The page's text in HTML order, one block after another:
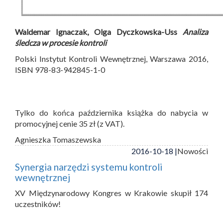
Waldemar Ignaczak, Olga Dyczkowska-Uss Analiza
śledcza w procesie kontroli
Polski Instytut Kontroli Wewnętrznej, Warszawa 2016,
ISBN 978-83-942845-1-0
Tylko do końca października książka do nabycia w
promocyjnej cenie 35 zł (z VAT).
Agnieszka Tomaszewska
2016-10-18 |Nowości
Synergia narzędzi systemu kontroli
wewnętrznej
XV Międzynarodowy Kongres w Krakowie skupił 174
uczestników!